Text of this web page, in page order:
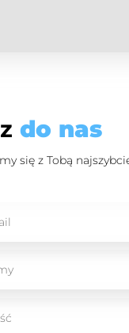
do nas
się z Tobą